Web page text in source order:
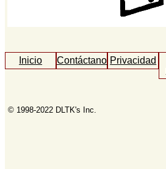
Inicio ContáctanosPrivacidad
© 1998-2022 DLTK's Inc.